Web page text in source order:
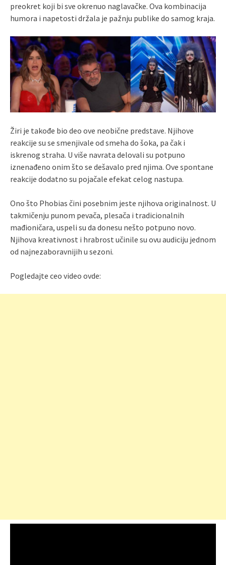
preokret koji bi sve okrenuo naglavačke. Ova kombinacija
humora i napetosti držala je pažnju publike do samog kraja.
Žiri je takođe bio deo ove neobične predstave. Njihove
reakcije su se smenjivale od smeha do šoka, pa čak i
iskrenog straha. U više navrata delovali su potpuno
iznenađeno onim što se dešavalo pred njima. Ove spontane
reakcije dodatno su pojačale efekat celog nastupa.
Ono što Phobias čini posebnim jeste njihova originalnost. U
takmičenju punom pevača, plesača i tradicionalnih
mađioničara, uspeli su da donesu nešto potpuno novo.
Njihova kreativnost i hrabrost učinile su ovu audiciju jednom
od najnezaboravnijih u sezoni.
Pogledajte ceo video ovde: